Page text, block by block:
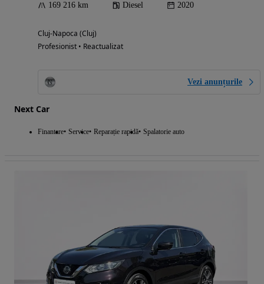
169 216 km Diesel 2020
Cluj-Napoca (Cluj)
Profesionist • Reactualizat
Vezi anunțurile
Next Car
Finantare Service Reparație rapidă Spalatorie auto